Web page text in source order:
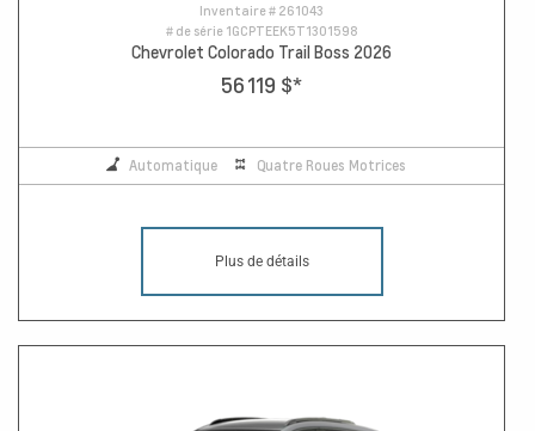
Inventaire # 261043
# de série 1GCPTEEK5T1301598
Chevrolet Colorado Trail Boss 2026
56 119 $*
Automatique Quatre Roues Motrices
Plus de détails